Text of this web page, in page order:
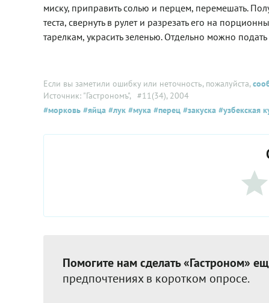
миску, приправить солью и перцем, перемешать.
теста, свернуть в рулет и разрезать его на
тарелкам, украсить зеленью. Отдельно можно подать
Если вы заметили ошибку или неточность, пожалуйста,
Источник: "Гастрономъ", #11(34), 2004
#морковь #яйца #лук #мука #перец #закуска #узбекская
Помогите нам сделать «Гастроном»
предпочтениях в коротком опросе.